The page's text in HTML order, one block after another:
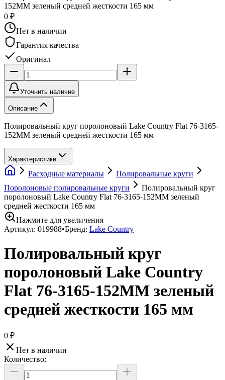
152MM зеленый средней жесткости 165 мм
0 ₽
Нет в наличии
Гарантия качества
Оригинал
Уточнить наличие
Описание
Полировальный круг поролоновый Lake Country Flat 76-3165-
152MM зеленый средней жесткости 165 мм
Характеристики
Расходные материалы
Полировальные круги
Поролоновые полировальные круги
Полировальный круг
поролоновый Lake Country Flat 76-3165-152MM зеленый
средней жесткости 165 мм
Нажмите для увеличения
Артикул: 019988•Бренд: Lake Country
Полировальный круг
поролоновый Lake Country
Flat 76-3165-152MM зеленый
средней жесткости 165 мм
0 ₽
Нет в наличии
Количество: